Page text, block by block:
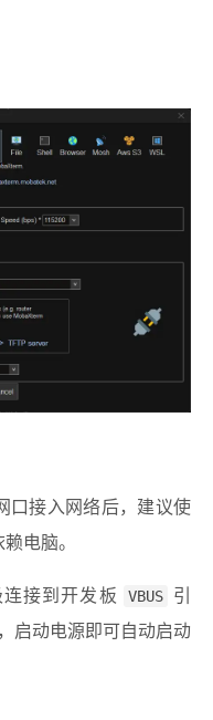
口接入网络后，建议使
电脑。
接到开发板 VBUS
引
启动电源即可自动启动